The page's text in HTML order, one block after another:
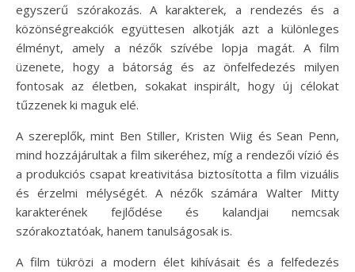
egyszerű szórakozás. A karakterek, a rendezés és a
közönségreakciók együttesen alkotják azt a különleges
élményt, amely a nézők szívébe lopja magát. A film
üzenete, hogy a bátorság és az önfelfedezés milyen
fontosak az életben, sokakat inspirált, hogy új célokat
tűzzenek ki maguk elé.
A szereplők, mint Ben Stiller, Kristen Wiig és Sean Penn,
mind hozzájárultak a film sikeréhez, míg a rendezői vízió és
a produkciós csapat kreativitása biztosította a film vizuális
és érzelmi mélységét. A nézők számára Walter Mitty
karakterének fejlődése és kalandjai nemcsak
szórakoztatóak, hanem tanulságosak is.
A film tükrözi a modern élet kihívásait és a felfedezés